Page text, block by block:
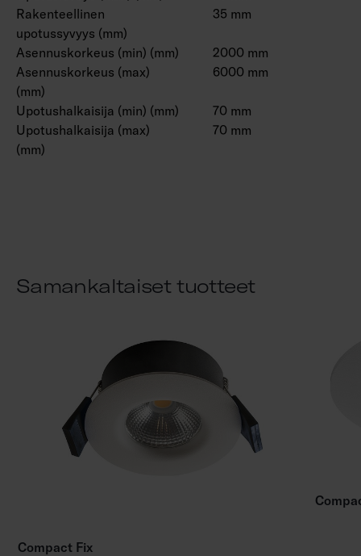
Rakenteellinen
upotussyvyys (mm)
35 mm
Asennuskorkeus (min) (mm)
2000 mm
Asennuskorkeus (max)
(mm)
6000 mm
Upotushalkaisija (min) (mm)
70 mm
Upotushalkaisija (max)
(mm)
70 mm
Samankaltaiset tuotteet
Compact Fix